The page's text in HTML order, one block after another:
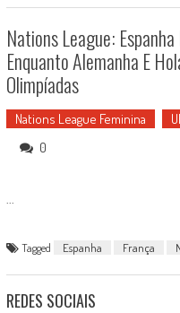
Nations League:
Enquanto Alemanha E
Olimpíadas
Nations League Feminina
0
...
Tagged Espanha França
REDES SOCIAIS